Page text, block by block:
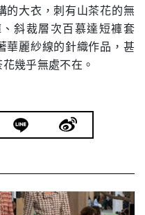
的大衣，刺有山茶花的無
斜裁層次百慕達短褲套
華麗紗線的針織作品，甚
幾乎無處不在。